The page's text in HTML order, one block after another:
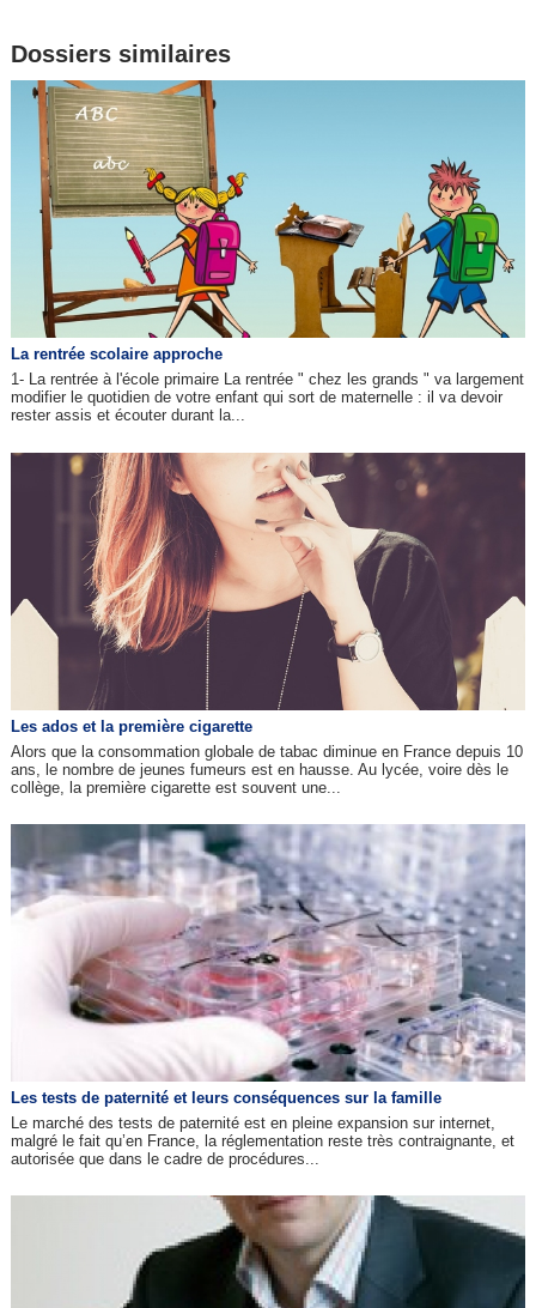
Dossiers similaires
La rentrée scolaire approche
1- La rentrée à l'école primaire La rentrée " chez les grands " va largement
modifier le quotidien de votre enfant qui sort de maternelle : il va devoir
rester assis et écouter durant la...
Les ados et la première cigarette
Alors que la consommation globale de tabac diminue en France depuis 10
ans, le nombre de jeunes fumeurs est en hausse. Au lycée, voire dès le
collège, la première cigarette est souvent une...
Les tests de paternité et leurs conséquences sur la famille
Le marché des tests de paternité est en pleine expansion sur internet,
malgré le fait qu’en France, la réglementation reste très contraignante, et
autorisée que dans le cadre de procédures...